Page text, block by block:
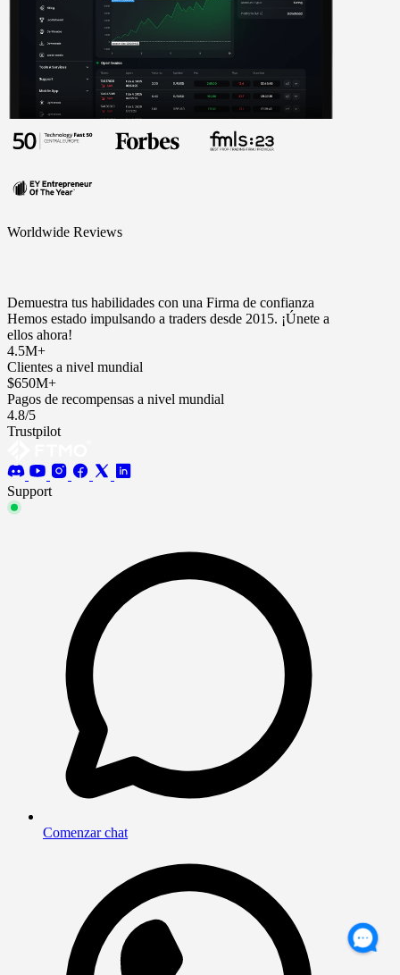
Worldwide Reviews
Demuestra tus habilidades con una Firma de confianza
Hemos estado impulsando a traders desde 2015. ¡Únete a
ellos ahora!
4.5M+
Clientes a nivel mundial
$650M+
Pagos de recompensas a nivel mundial
4.8/5
Trustpilot
Support
Comenzar chat